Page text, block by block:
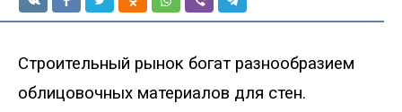
Строительный рынок богат разнообразием
облицовочных материалов для стен.